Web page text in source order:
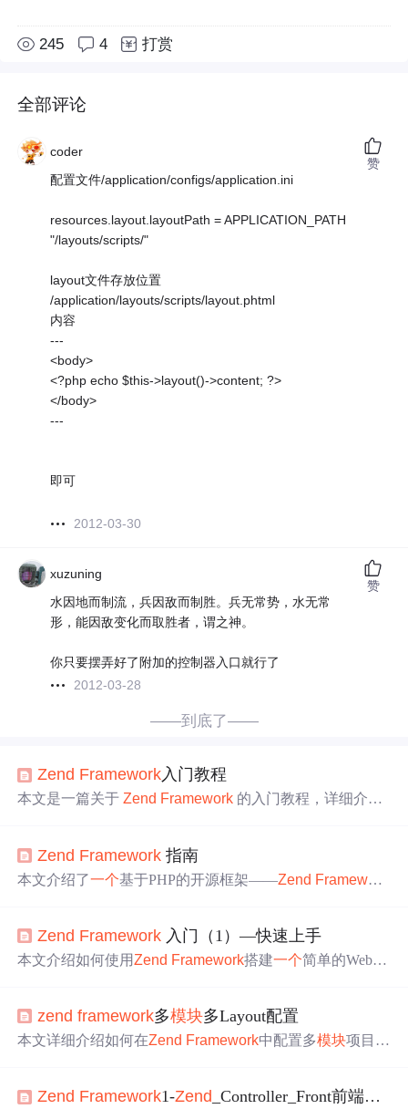
245 4 打赏
全部评论
coder
配置文件/application/configs/application.ini
resources.layout.layoutPath = APPLICATION_PATH
"/layouts/scripts/"
layout文件存放位置
/application/layouts/scripts/layout.phtml
内容
---
<body>
<?php echo $this->layout()->content; ?>
</body>
---
即可
2012-03-30
赞
xuzuning
水因地而制流，兵因敌而制胜。兵无常势，水无常
形，能因敌变化而取胜者，谓之神。
你只要摆弄好了附加的控制器入口就行了
2012-03-28
赞
——到底了——
Zend Framework入门教程
本文是一篇关于Zend Framework 的入门教程，详细介绍
end_Session。文章以实验室网站为例，讲解了
ework中的前端控制器、动作控制器
、动作助手以及数据
Zend Framework 指南
本文介绍了一个基于PHP的开源框架——Zend Framework
等的使用流程及技巧。
Zend Framework 入门（1）—快速上手
本文介绍如何使用Zend Framework搭建一个简单的Web应
zend framework多模块多Layout配置
本文详细介绍如何在Zend Framework中配置多模块项目，
Zend Framework1-Zend _Controller_Front前端控制